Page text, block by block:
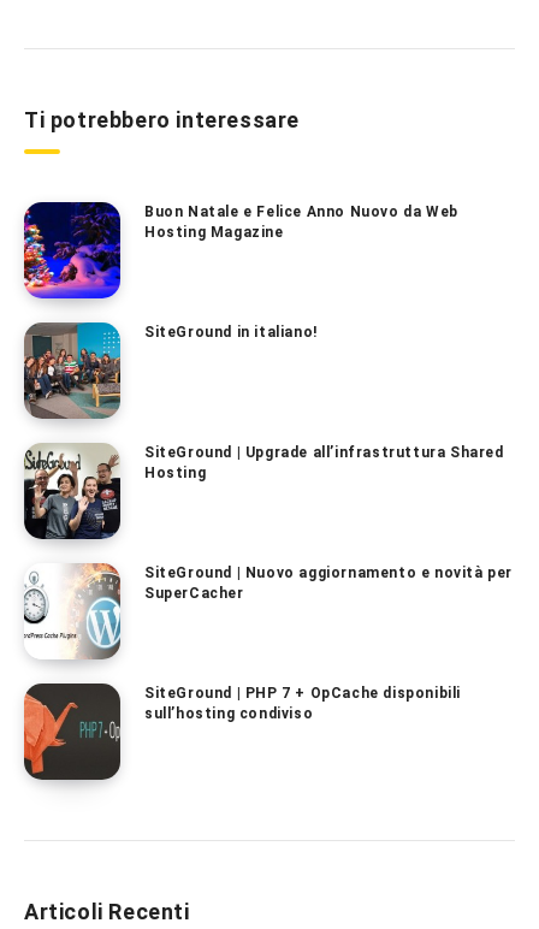
Ti potrebbero interessare
Buon Natale e Felice Anno Nuovo da Web
Hosting Magazine
SiteGround in italiano!
SiteGround | Upgrade all’infrastruttura Shared
Hosting
SiteGround | Nuovo aggiornamento e novità per
SuperCacher
SiteGround | PHP 7 + OpCache disponibili
sull’hosting condiviso
Articoli Recenti